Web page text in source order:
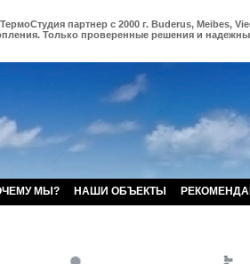
партнер с 2000 г. Buderus, Meibes,
Только проверенные решения и
МЫ? НАШИ ОБЪЕКТЫ